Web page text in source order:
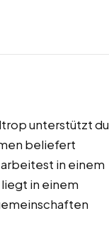
unterstützt du
beliefert
in einem
in einem